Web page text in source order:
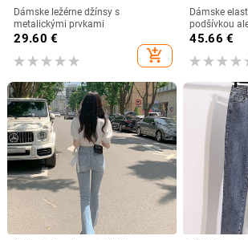
Dámske ležérne džínsy s
metalickými prvkami
29.60 €
add_shopping_cart
Dámske
podšívkou
45.66 €